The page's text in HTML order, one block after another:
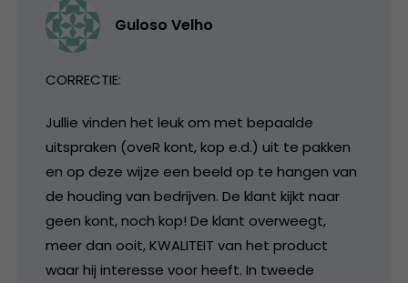
Guloso Velho
CORRECTIE:
Jullie vinden het leuk om met bepaalde
uitspraken (oveR kont, kop e.d.) uit te pakken
en op deze wijze een beeld op te hangen van
de houding van bedrijven. De klant kijkt naar
geen kont, noch kop! De klant overweegt,
meer dan ooit, KWALITEIT van het product
waar hij interesse voor heeft. In tweede